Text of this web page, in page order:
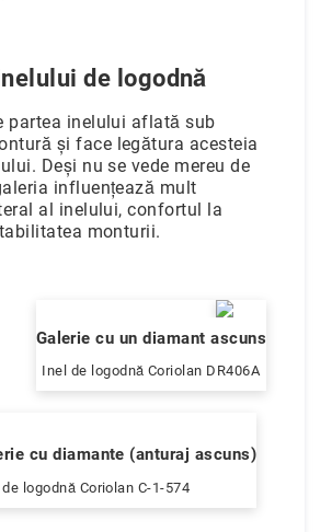
de logodnă
partea inelului aflată sub
și face legătura acesteia
Deși nu se vede mereu de
influențează mult
al inelului, confortul la
monturii.
Galerie cu un diamant ascuns
Inel de logodnă Coriolan DR406A
cu diamante (anturaj ascuns)
logodnă Coriolan C-1-574